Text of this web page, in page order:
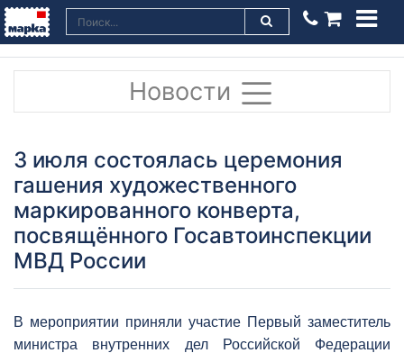
Новости
3 июля состоялась церемония
гашения художественного
маркированного конверта,
посвящённого Госавтоинспекции
МВД России
В мероприятии приняли участие Первый заместитель
министра внутренних дел Российской Федерации